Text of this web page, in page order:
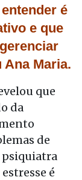
é
e que
Maria.
que
da
de
psiquiatra
é